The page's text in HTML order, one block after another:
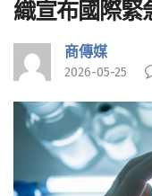
織宣布國際緊
商傳媒
2026-05-25